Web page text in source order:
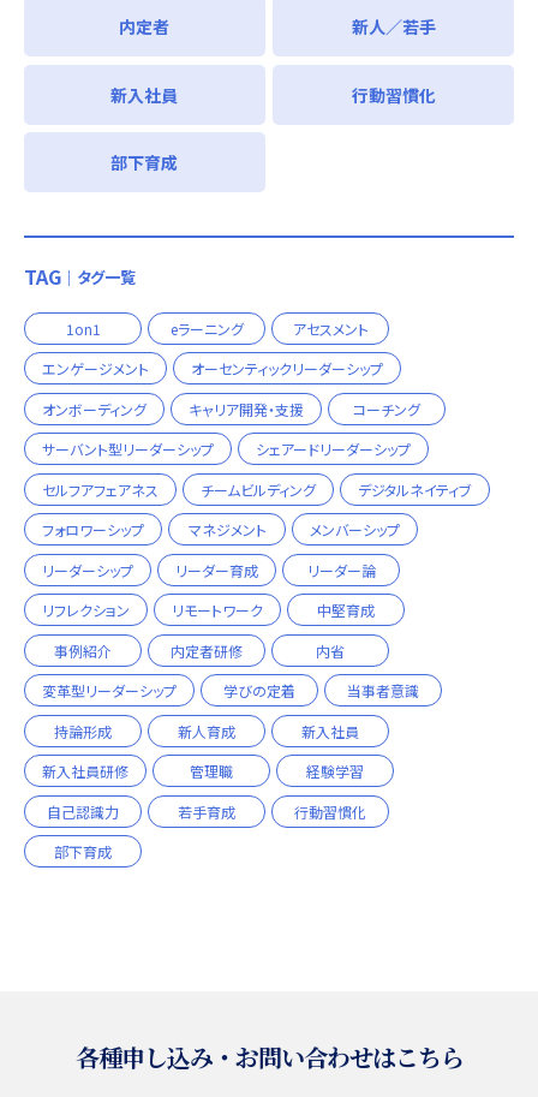
内定者 新人／若手
新入社員 行動習慣化
部下育成
TAG ｜タグ一覧
1on1 eラーニング
アセスメント
エンゲージメント
オーセンティックリーダーシップ
オンボーディング
キャリア開発・支援
コーチング
サーバント型リーダーシップ
シェアードリーダーシップ
セルフアフェアネス
チームビルディング
デジタルネイティブ
フォロワーシップ
マネジメント
メンバーシップ
リーダーシップ
リーダー育成
リーダー論
リフレクション
リモートワーク
中堅育成
事例紹介
内定者研修
内省
変革型リーダーシップ
学びの定着
当事者意識
持論形成
新人育成
新入社員
新入社員研修
管理職
経験学習
自己認識力
若手育成
行動習慣化
部下育成
各種申し込み・お問い合わせはこちら